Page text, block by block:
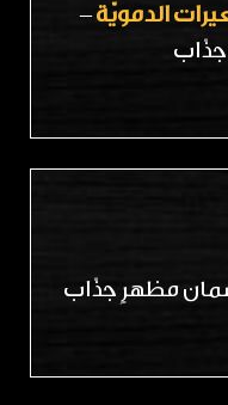
الدمويّة–
مظهرٍ جذّاب